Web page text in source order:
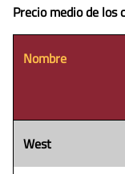
Precio medio de los
Nombre
West